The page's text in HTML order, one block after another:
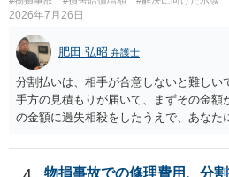
2026年7月26日
肥田 弘昭 弁護士
分割払いは、相手が合意しないと難しい
手方の見積もりが届いて、まずその金額
の金額に過失相殺をしたうえで、あなた
分割払いにしたいとの示談案を提案する
されるのであれば、斡旋、仲裁、民事
物損事故での修理費用、分